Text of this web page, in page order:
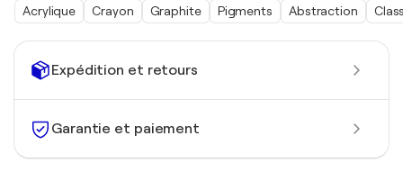
Expédition et retours
Garantie et paiement
Acrylique Crayon Graphite Pigments Abstraction